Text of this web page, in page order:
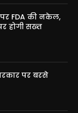
FDA की नकेल,
होगी सख्त
पर बरसे